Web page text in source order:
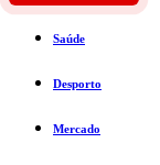
Saúde
Desporto
Mercado